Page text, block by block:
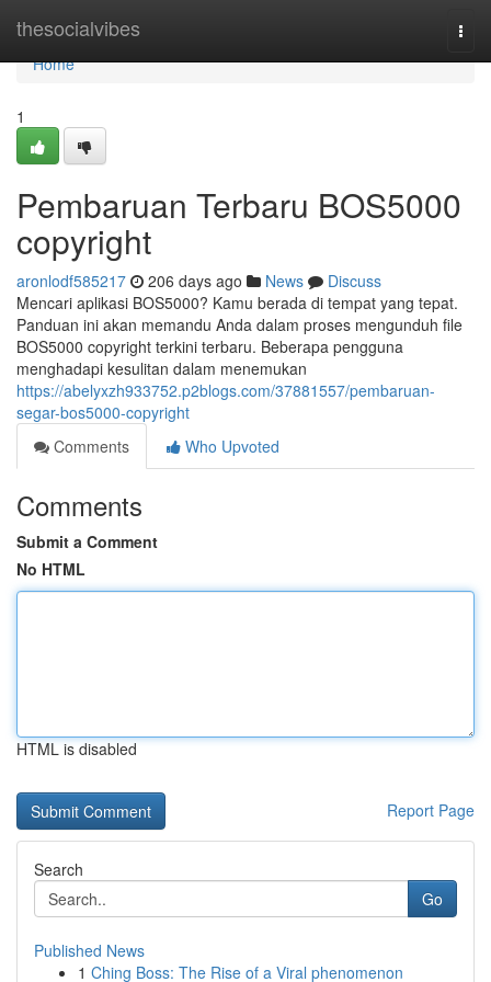
thesocialvibes
Home
Home
1
Pembaruan Terbaru BOS5000
copyright
aronlodf585217 206 days ago News
Discuss
Mencari aplikasi BOS5000? Kamu berada di tempat yang tepat.
Panduan ini akan memandu Anda dalam proses mengunduh file
BOS5000 copyright terkini terbaru. Beberapa pengguna
menghadapi kesulitan dalam menemukan
https://abelyxzh933752.p2blogs.com/37881557/pembaruan-
segar-bos5000-copyright
Comments
Who Upvoted
Comments
Submit a Comment
No HTML
HTML is disabled
Report Page
Search
Go
Published News
1 Ching Boss: The Rise of a Viral phenomenon